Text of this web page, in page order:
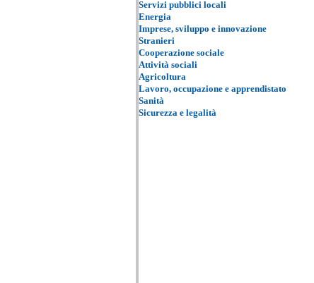
Servizi pubblici locali
Energia
Imprese, sviluppo e innovazione
Stranieri
Cooperazione sociale
Attività sociali
Agricoltura
Lavoro, occupazione e apprendistato
Sanità
Sicurezza e legalità